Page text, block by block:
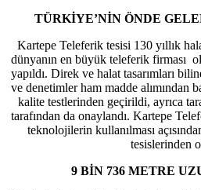
TÜRKİYE’NİN ÖNDE
Kartepe Teleferik tesisi 130 yıllık
dünyanın en büyük teleferik firması
yapıldı. Direk ve halat tasarımları
ve denetimler ham madde alımından
kalite testlerinden geçirildi, ayrıca
tarafından da onaylandı. Kartepe
teknolojilerin kullanılması
tesislerinden
9 BİN 736 METRE